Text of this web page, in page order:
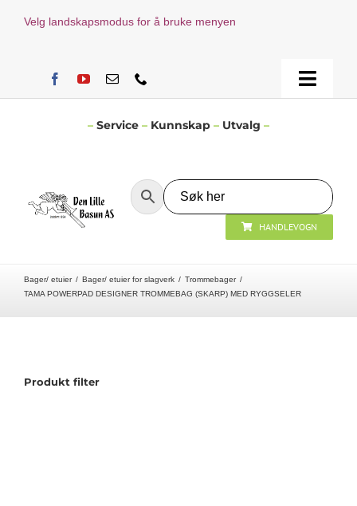
Velg landskapsmodus for å bruke menyen
Toggle
Åpningstider
Tilbudstorg
– Service – Kunnskap – Utvalg –
HANDLEVOGN
Bager/ etuier Bager/ etuier for slagverk
Trommebager
TAMA POWERPAD DESIGNER TROMMEBAG (SKARP) MED RYGGSELER
Produkt filter